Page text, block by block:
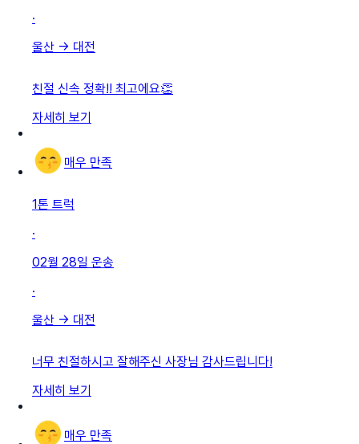
·
울산 → 대전
친절 신속 정확!! 최고에요👏
자세히 보기
매우 만족
1톤 트럭
·
02월 28일 운송
·
울산 → 대전
너무 친절하시고 잘해주신 사장님 감사드립니다!
자세히 보기
매우 만족